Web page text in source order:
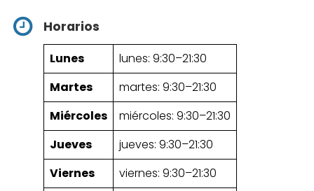
Horarios
Lunes
lunes: 9:30–21:30
Martes
martes: 9:30–21:30
Miércoles
miércoles: 9:30–21:30
Jueves
jueves: 9:30–21:30
Viernes
viernes: 9:30–21:30